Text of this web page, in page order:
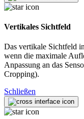
Vertikales Sichtfeld
Das vertikale Sichtfeld
wenn die maximale
Anpassung an das
Cropping).
Schließen